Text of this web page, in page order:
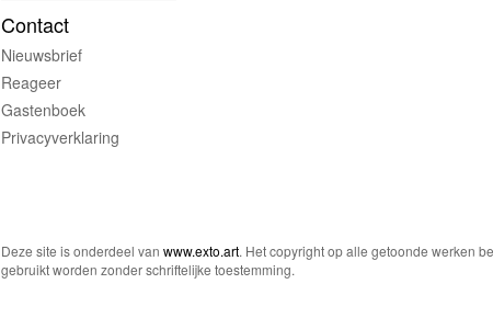
Contact
Nieuwsbrief
Reageer
Gastenboek
Privacyverklaring
Deze site is onderdeel van www.exto.art. Het copyright op alle getoonde werken
gebruikt worden zonder schriftelijke toestemming.